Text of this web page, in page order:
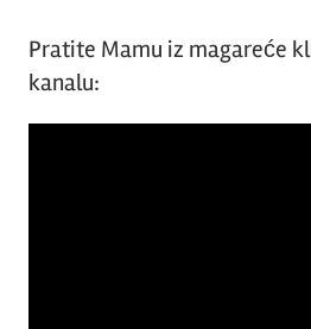
Pratite Mamu iz magareće
kanalu: